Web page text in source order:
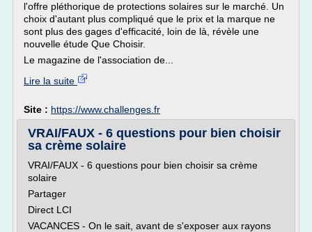
l'offre pléthorique de protections solaires sur le marché. Un
choix d'autant plus compliqué que le prix et la marque ne
sont plus des gages d'efficacité, loin de là, révèle une
nouvelle étude Que Choisir.
Le magazine de l'association de...
Lire la suite
Site : https://www.challenges.fr
VRAI/FAUX - 6 questions pour bien choisir
sa crème solaire
VRAI/FAUX - 6 questions pour bien choisir sa crème
solaire
Partager
Direct LCI
VACANCES - On le sait, avant de s'exposer aux rayons